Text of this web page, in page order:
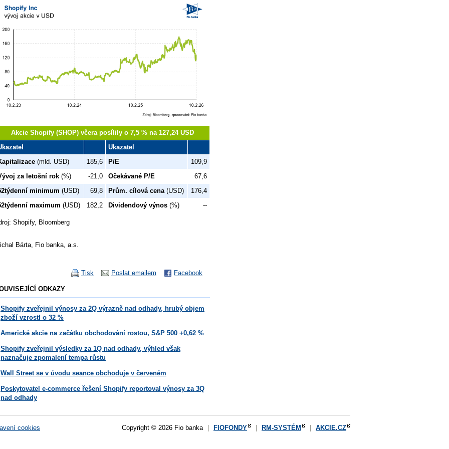
Akcie Shopify (SHOP) včera posílily o 7,5 % na 127,24 USD
Ukazatel
(mld. USD) 185,6 P/E
109,9
za letošní rok (%) -21,0 Očekávané P/E
67,6
minimum (USD) 69,8 Prům. cílová cena (USD)
176,4
maximum (USD) 182,2 Dividendový výnos (%) --
Shopify, Bloomberg
Bárta, Fio banka, a.s.
Facebook
Poslat emailem
Tisk
ODKAZY
Shopify zveřejnil výnosy za 2Q výrazně nad odhady, hrubý objem
zboží vzrostl o 32 %
Americké akcie na začátku obchodování rostou, S&P 500 +0,62 %
Shopify zveřejnil výsledky za 1Q nad odhady, výhled však
naznačuje zpomalení tempa růstu
Wall Street se v úvodu seance obchoduje v červeném
Poskytovatel e-commerce řešení Shopify reportoval výnosy za 3Q
nad odhady
cookies Copyright © 2026 Fio banka FIOFONDY RM-SYSTÉM AKCIE.CZ